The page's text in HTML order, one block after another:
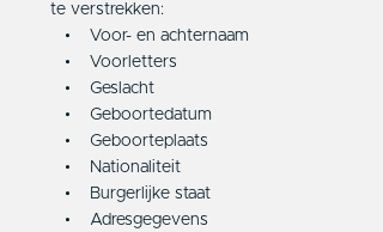
te verstrekken:
• Voor- en achternaam
• Voorletters
• Geslacht
• Geboortedatum
• Geboorteplaats
• Nationaliteit
• Burgerlijke staat
• Adresgegevens